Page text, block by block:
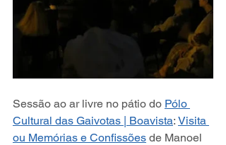
Sessão ao ar livre no pátio do Pólo
Cultural das Gaivotas | Boavista: Visita
ou Memórias e Confissões de Manoel